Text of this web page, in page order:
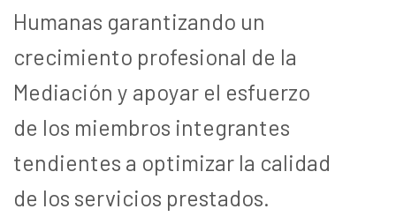
Humanas garantizando un
crecimiento profesional de la
Mediación y apoyar el esfuerzo
de los miembros integrantes
tendientes a optimizar la calidad
de los servicios prestados.